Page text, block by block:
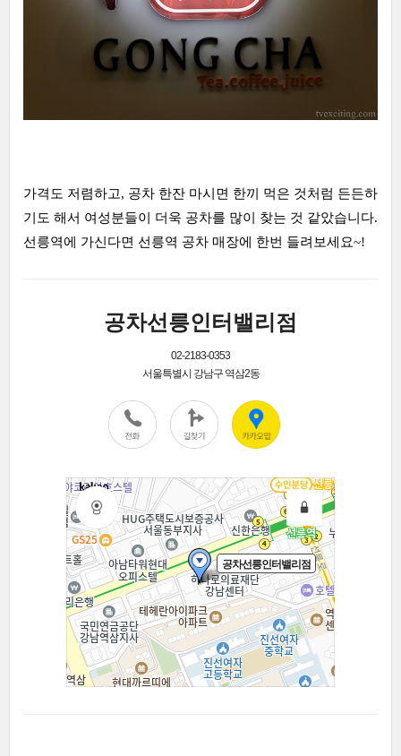
가격도 저렴하고, 공차 한잔 마시면 한끼 먹은 것처럼 든든하
기도 해서 여성분들이 더욱 공차를 많이 찾는 것 같았습니다.
선릉역에 가신다면 선릉역 공차 매장에 한번 들려보세요~!